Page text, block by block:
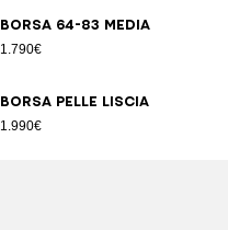
Borsa 64-83 Media
1.790€
Borsa pelle liscia
1.990€